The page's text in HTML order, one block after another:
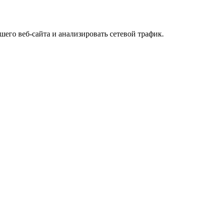
веб-сайта и анализировать сетевой трафик.